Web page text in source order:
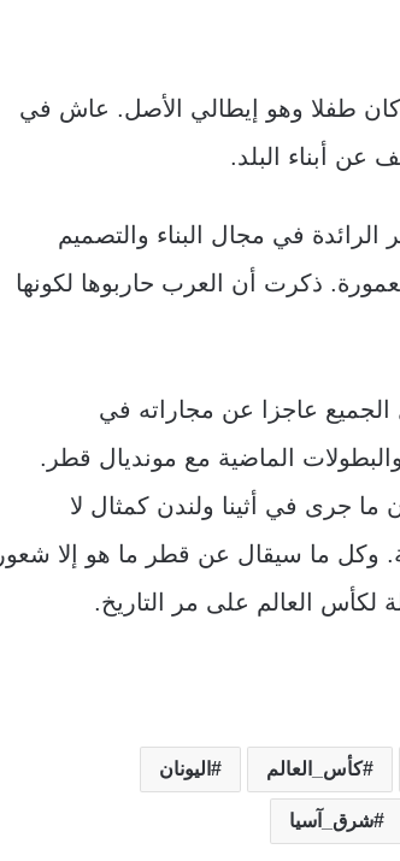
كان طفلا وهو إيطالي الأصل. عاش في
أبناء البلد.
الرائدة في مجال البناء والتصميم
ذكرت أن العرب حاربوها لكونها
الجميع عاجزا عن مجاراته في
الماضية مع مونديال قطر.
جرى في أثينا ولندن كمثال لا
وكل ما سيقال عن قطر ما هو إلا شعور
لكأس العالم على مر التاريخ.
كأس_العالم اليونان
شرق_آسيا